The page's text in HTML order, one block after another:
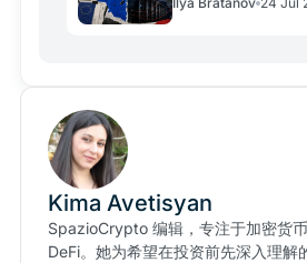
Kima Avetisyan
SpazioCrypto 编辑，专注于加密货
DeFi。她为希望在投资前先深入理解